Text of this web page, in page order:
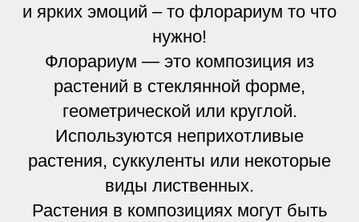
и ярких эмоций – то флорариум то что
нужно!
Флорариум — это композиция из
растений в стеклянной форме,
геометрической или круглой.
Используются неприхотливые
растения, суккуленты или некоторые
виды лиственных.
Растения в композициях могут быть